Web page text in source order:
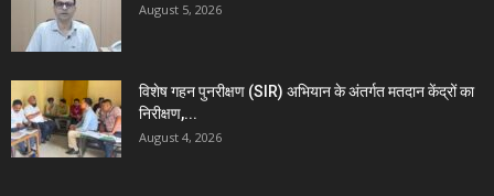
August 5, 2026
विशेष गहन पुनरीक्षण (SIR) अभियान के अंतर्गत मतदान केंद्रों का
निरीक्षण,...
August 4, 2026